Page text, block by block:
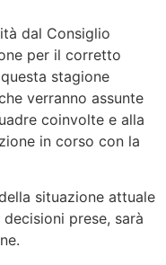
dal Consiglio
per il corretto
stagione
verranno assunte
coinvolte e alla
in corso con la
situazione attuale
prese, sarà